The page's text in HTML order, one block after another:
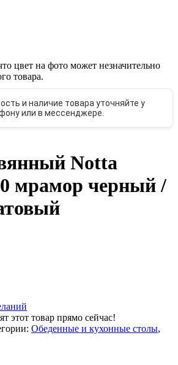
цвет на фото может незначительно
товара.
и наличие товара уточняйте у
или в мессенджере.
Notta
мрамор черный /
этот товар прямо сейчас!
Обеденные и кухонные столы,